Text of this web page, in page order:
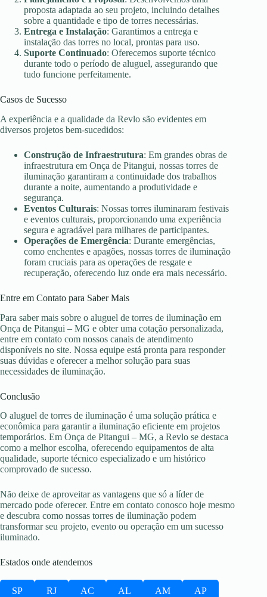
proposta adaptada ao seu projeto, incluindo detalhes
sobre a quantidade e tipo de torres necessárias.
Entrega e Instalação: Garantimos a entrega e
instalação das torres no local, prontas para uso.
Suporte Continuado: Oferecemos suporte técnico
durante todo o período de aluguel, assegurando que
tudo funcione perfeitamente.
Casos de Sucesso
A experiência e a qualidade da Revlo são evidentes em
diversos projetos bem-sucedidos:
Construção de Infraestrutura: Em grandes obras de
infraestrutura em Onça de Pitangui, nossas torres de
iluminação garantiram a continuidade dos trabalhos
durante a noite, aumentando a produtividade e
segurança.
Eventos Culturais: Nossas torres iluminaram festivais
e eventos culturais, proporcionando uma experiência
segura e agradável para milhares de participantes.
Operações de Emergência: Durante emergências,
como enchentes e apagões, nossas torres de iluminação
foram cruciais para as operações de resgate e
recuperação, oferecendo luz onde era mais necessário.
Entre em Contato para Saber Mais
Para saber mais sobre o aluguel de torres de iluminação em
Onça de Pitangui – MG e obter uma cotação personalizada,
entre em contato com nossos canais de atendimento
disponíveis no site. Nossa equipe está pronta para responder
suas dúvidas e oferecer a melhor solução para suas
necessidades de iluminação.
Conclusão
O aluguel de torres de iluminação é uma solução prática e
econômica para garantir a iluminação eficiente em projetos
temporários. Em Onça de Pitangui – MG, a Revlo se destaca
como a melhor escolha, oferecendo equipamentos de alta
qualidade, suporte técnico especializado e um histórico
comprovado de sucesso.
Não deixe de aproveitar as vantagens que só a líder de
mercado pode oferecer. Entre em contato conosco hoje mesmo
e descubra como nossas torres de iluminação podem
transformar seu projeto, evento ou operação em um sucesso
iluminado.
Estados onde atendemos
SP RJ AC AL AM AP